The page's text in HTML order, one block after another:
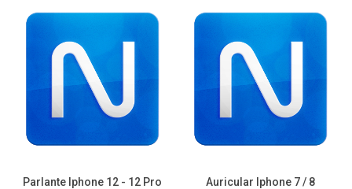
Parlante Iphone 12 - 12 Pro Auricular Iphone 7 / 8